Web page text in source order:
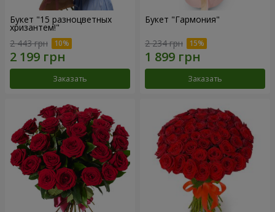
Букет "15 разноцветных
хризантем!"
2 443 грн
Заказать
Букет "Гармония"
2 234 грн
Заказать